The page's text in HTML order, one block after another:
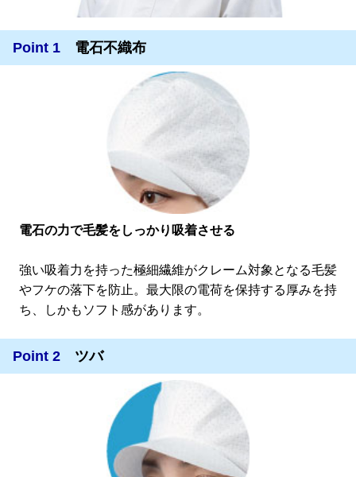
Point 1 電石不織布
電石の力で毛髪をしっかり吸着させる
強い吸着力を持った極細繊維がクレーム対象となる毛髪
やフケの落下を防止。最大限の電荷を保持する厚みを持
ち、しかもソフト感があります。
Point 2 ツバ